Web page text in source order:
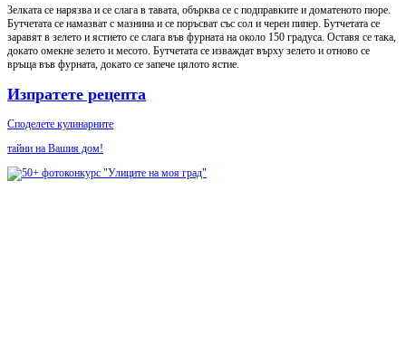
Зелката се нарязва и се слага в тавата, обърква се с подправките и доматеното пюре.
Бутчетата се намазват с мазнина и се поръсват със сол и черен пипер. Бутчетата се
заравят в зелето и ястието се слага във фурната на около 150 градуса. Оставя се така,
докато омекне зелето и месото. Бутчетата се изваждат върху зелето и отново се
връща във фурната, докато се запече цялото ястие.
Изпратете рецепта
Споделете кулинарните
тайни на Вашия дом!